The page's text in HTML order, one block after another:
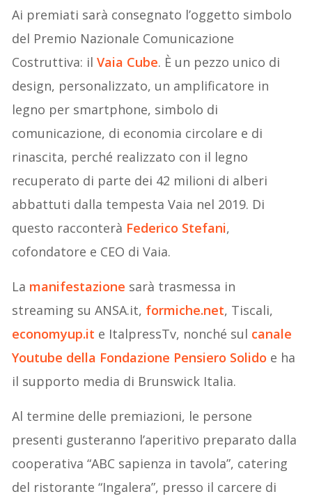
Ai premiati sarà consegnato l’oggetto simbolo
del Premio Nazionale Comunicazione
Costruttiva: ilVaia Cube. È un pezzo unico di
design, personalizzato, un amplificatore in
legno per smartphone, simbolo di
comunicazione, di economia circolare e di
rinascita, perché realizzato con il legno
recuperato di parte dei 42 milioni di alberi
abbattuti dalla tempesta Vaia nel 2019. Di
questo racconterà Federico Stefani,
cofondatore e CEO di Vaia.
La manifestazione sarà trasmessa in
streaming su ANSA.it, formiche.net, Tiscali,
economyup.it e ItalpressTv, nonché sul canale
Youtube della Fondazione Pensiero Solido e ha
il supporto media di Brunswick Italia.
Al termine delle premiazioni, le persone
presenti gusteranno l’aperitivo preparato dalla
cooperativa “ABC sapienza in tavola”, catering
del ristorante “Ingalera”, presso il carcere di